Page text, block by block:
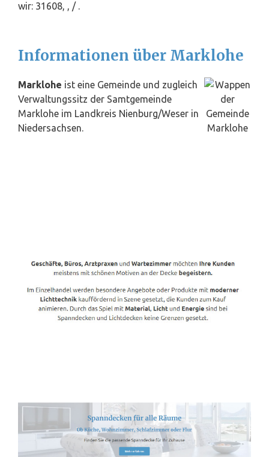
wir: 31608, , / .
Informationen über Marklohe
Marklohe ist eine Gemeinde und zugleich
Verwaltungssitz der Samtgemeinde
Marklohe im Landkreis Nienburg/Weser in
Niedersachsen.